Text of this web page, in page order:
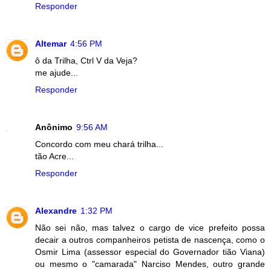
Responder
Altemar 4:56 PM
ô da Trilha, Ctrl V da Veja?
me ajude...
Responder
Anônimo 9:56 AM
Concordo com meu chará trilha...
tão Acre...
Responder
Alexandre 1:32 PM
Não sei não, mas talvez o cargo de vice prefeito possa
decair a outros companheiros petista de nascença, como o
Osmir Lima (assessor especial do Governador tião Viana)
ou mesmo o "camarada" Narciso Mendes, outro grande